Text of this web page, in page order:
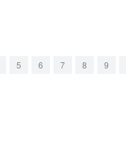
5 6 7 8 9